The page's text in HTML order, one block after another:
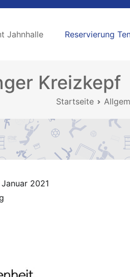
Jahnhalle Reservierung
Kreizkepf
Startseite
2021